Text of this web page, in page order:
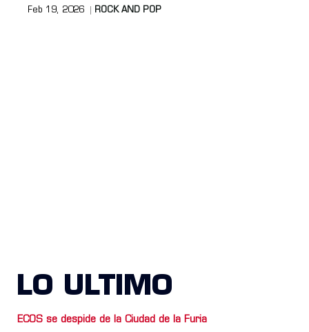
Feb 19, 2026 ROCK AND POP
LO ULTIMO
ECOS se despide de la Ciudad de la Furia